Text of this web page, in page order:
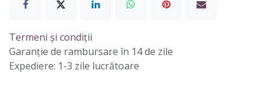
Termeni și condiții
Garanție de rambursare în 14 de zile
Expediere: 1-3 zile lucrătoare